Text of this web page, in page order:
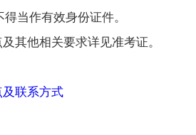
当作有效身份证件。
其他相关要求详见准考证。
联系方式